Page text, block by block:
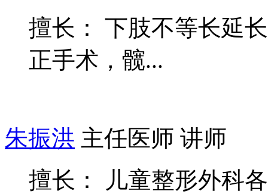
擅长： 下肢不等长延
正手术，髋...
朱振洪 主任医师 讲师
擅长： 儿童整形外科